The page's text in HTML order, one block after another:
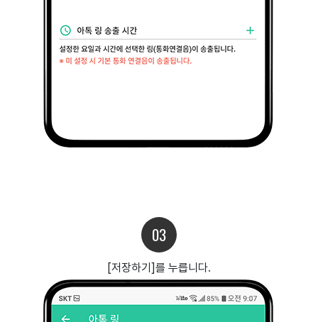
03
[저장하기]를 누릅니다.